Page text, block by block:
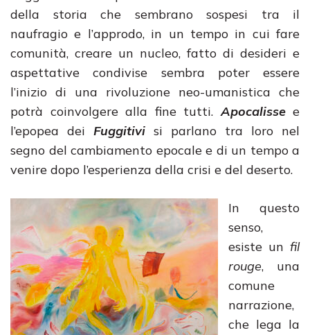
della storia che sembrano sospesi tra il
naufragio e l’approdo, in un tempo in cui fare
comunità, creare un nucleo, fatto di desideri e
aspettative condivise sembra poter essere
l’inizio di una rivoluzione neo-umanistica che
potrà coinvolgere alla fine tutti.Apocalisse e
l’epopea dei Fuggitivi si parlano tra loro nel
segno del cambiamento epocale e di un tempo a
venire dopo l’esperienza della crisi e del deserto.
In questo
senso,
esiste un fil
rouge, una
comune
narrazione,
che lega la